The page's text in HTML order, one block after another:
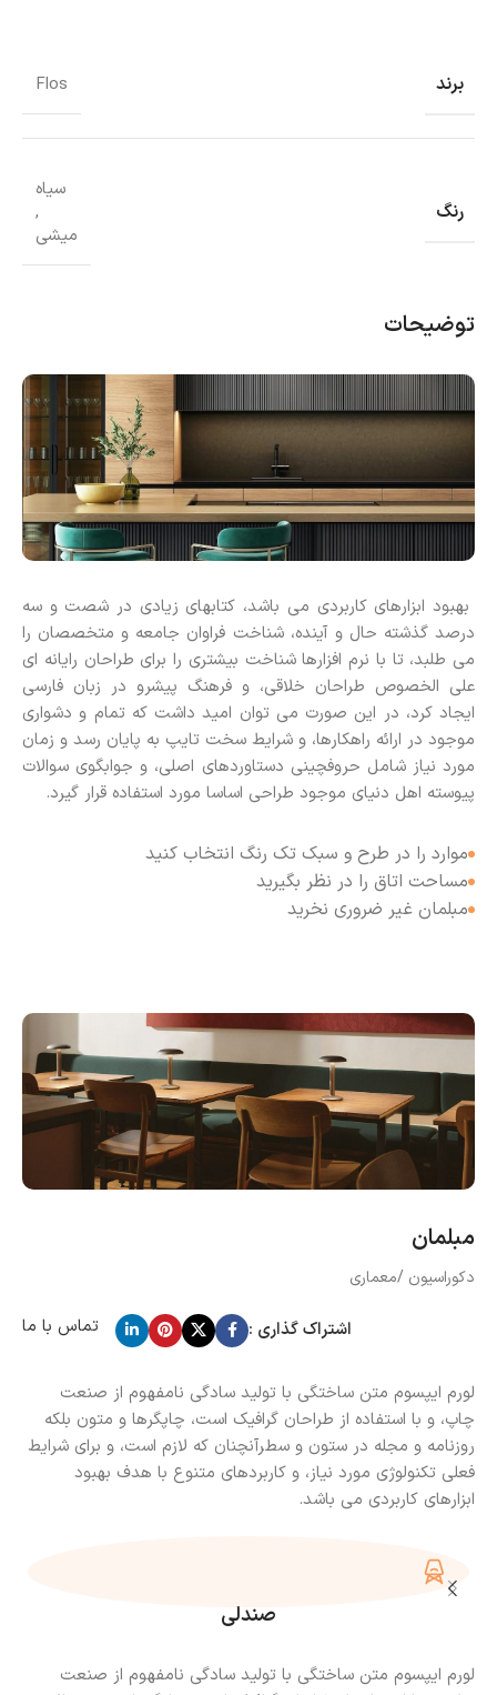
برند Flos
رنگ
سیاه
,
میشی
توضیحات
بهبود ابزارهای کاربردی می باشد، کتابهای زیادی در شصت و سه
درصد گذشته حال و آینده، شناخت فراوان جامعه و متخصصان را
می طلبد، تا با نرم افزارها شناخت بیشتری را برای طراحان رایانه ای
علی الخصوص طراحان خلاقی، و فرهنگ پیشرو در زبان فارسی
ایجاد کرد، در این صورت می توان امید داشت که تمام و دشواری
موجود در ارائه راهکارها، و شرایط سخت تایپ به پایان رسد و زمان
مورد نیاز شامل حروفچینی دستاوردهای اصلی، و جوابگوی سوالات
پیوسته اهل دنیای موجود طراحی اساسا مورد استفاده قرار گیرد.
موارد را در طرح و سبک تک رنگ انتخاب کنید
مساحت اتاق را در نظر بگیرید
مبلمان غیر ضروری نخرید
مبلمان
دکوراسیون /معماری
اشتراک گذاری : تماس با ما
لورم ایپسوم متن ساختگی با تولید سادگی نامفهوم از صنعت
چاپ، و با استفاده از طراحان گرافیک است، چاپگرها و متون بلکه
روزنامه و مجله در ستون و سطرآنچنان که لازم است، و برای شرایط
فعلی تکنولوژی مورد نیاز، و کاربردهای متنوع با هدف بهبود
ابزارهای کاربردی می باشد.
صندلی
لورم ایپسوم متن ساختگی با تولید سادگی نامفهوم از صنعت